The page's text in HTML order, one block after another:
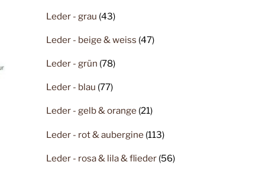
Leder - grau (43)
Leder - beige & weiss (47)
Leder - grün (78)
Leder - blau (77)
Leder - gelb & orange (21)
Leder - rot & aubergine (113)
Leder - rosa & lila & flieder (56)